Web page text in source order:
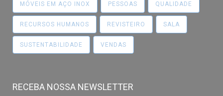
MÓVEIS EM AÇO INOX PESSOAS QUALIDADE
RECURSOS HUMANOS REVISTEIRO SALA
SUSTENTABILIDADE VENDAS
RECEBA NOSSA NEWSLETTER